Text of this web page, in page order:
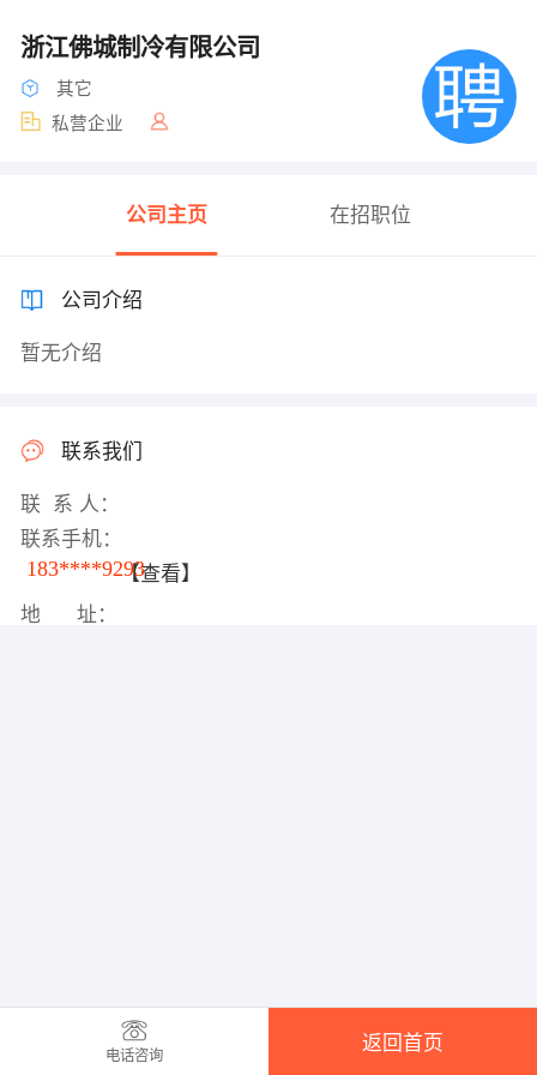
浙江佛城制冷有限公司
其它
私营企业
公司主页 在招职位
公司介绍
暂无介绍
联系我们
联 系 人：
联系手机：
183****9293【查看】
地 址：
电话咨询
返回首页